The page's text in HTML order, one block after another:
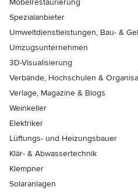
Möbelrestaurierung
Spezialanbieter
Umweltdienstleistungen, Bau- &
Umzugsunternehmen
3D-Visualisierung
Verbände, Hochschulen &
Verlage, Magazine & Blogs
Weinkeller
Elektriker
Lüftungs- und Heizungsbauer
Klär- & Abwassertechnik
Klempner
Solaranlagen